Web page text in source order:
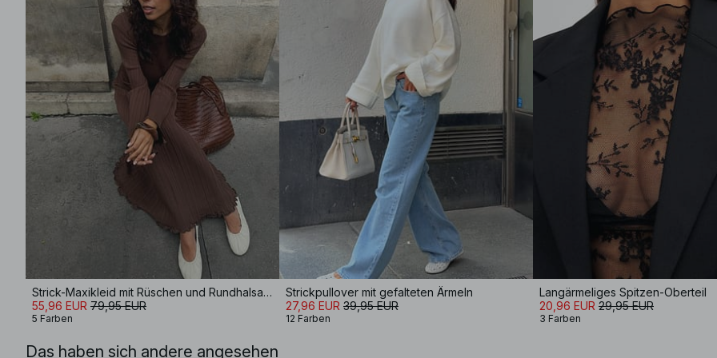
Strick-Maxikleid mit Rüschen und Rundhalsausschnitt
55,96 EUR 79,95 EUR
5 Farben
Strickpullover mit gefalteten Ärmeln
27,96 EUR 39,95 EUR
12 Farben
Langärmeliges Spitzen-Oberteil
20,96 EUR 29,95 EUR
3 Farben
Das haben sich andere angesehen